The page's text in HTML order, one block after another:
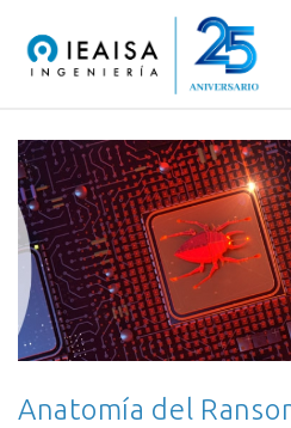
Anatomía del